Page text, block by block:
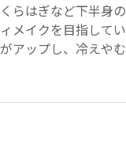
らはぎなど下半身
メイクを目指してい
アップし、冷えや